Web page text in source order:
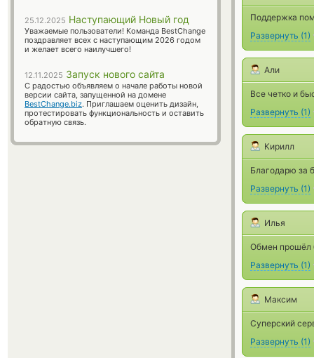
Поддержка
Развернуть (1)
Али
Все четко и
Развернуть (1)
Кирилл
Благодарю за
Развернуть (1)
Илья
Обмен прошёл
Развернуть (1)
Максим
Суперский
Развернуть (1)
25.12.2025 Наступающий Новый год
Уважаемые пользователи! Команда BestChange
поздравляет всех с наступающим 2026 годом
и желает всего наилучшего!
12.11.2025 Запуск нового сайта
С радостью объявляем о начале работы новой
версии сайта, запущенной на домене
BestChange.biz. Приглашаем оценить дизайн,
протестировать функциональность и оставить
обратную связь.